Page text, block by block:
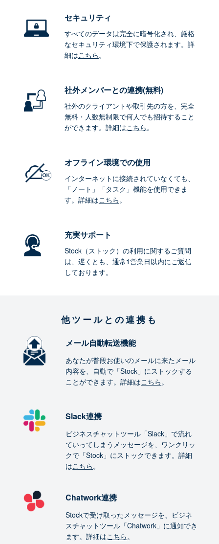
セキュリティ
すべてのデータは完全に暗号化され、厳格
なセキュリティ環境下で保護されます。詳
細はこちら。
社外メンバーとの連携(無料)
社外のクライアントや取引先の方を、完全
無料・人数無制限で何人でも招待すること
ができます。詳細はこちら。
オフライン環境での使用
インターネットに接続されていなくても、
「ノート」「タスク」機能を使用できま
す。詳細はこちら。
充実サポート
Stock（ストック）の利用に関するご質問
は、遅くとも、通常1営業日以内にご返信
しております。
他ツールとの連携も
メール自動転送機能
あなたが普段お使いのメールに来たメール
内容を、自動で「Stock」にストックする
ことができます。詳細はこちら。
Slack連携
ビジネスチャットツール「Slack」で流れ
ていってしまうメッセージを、ワンクリッ
クで「Stock」にストックできます。詳細
はこちら。
Chatwork連携
Stockで受け取ったメッセージを、ビジネ
スチャットツール「Chatwork」に通知でき
ます。詳細はこちら。